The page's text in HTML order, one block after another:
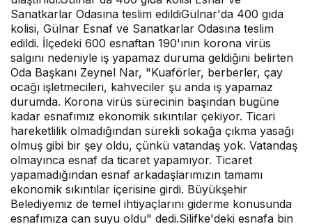
Sanatkarlar Odasına teslim edildiGülnar'da 400 gıda
kolisi, Gülnar Esnaf ve Sanatkarlar Odasına teslim
edildi. İlçedeki 600 esnaftan 190'ının korona virüs
salgını nedeniyle iş yapamaz duruma geldiğini belirten
Oda Başkanı Zeynel Nar, "Kuaförler, berberler, çay
ocağı işletmecileri, kahveciler şu anda iş yapamaz
durumda. Korona virüs sürecinin başından bugüne
kadar esnafımız ekonomik sıkıntılar çekiyor. Ticari
hareketlilik olmadığından sürekli sokağa çıkma yasağı
olmuş gibi bir şey oldu, çünkü vatandaş yok. Vatandaş
olmayınca esnaf da ticaret yapamıyor. Ticaret
yapamadığından esnaf arkadaşlarımızın tamamı
ekonomik sıkıntılar içerisine girdi. Büyükşehir
Belediyemiz de temel ihtiyaçlarını giderme konusunda
esnafımıza can suyu oldu" dedi.Silifke'deki esnafa bin